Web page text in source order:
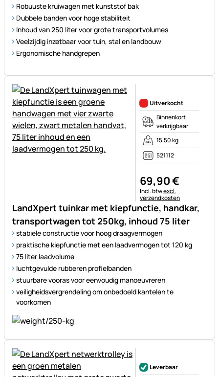
Robuuste kruiwagen met kunststof bak
Dubbele banden voor hoge stabiliteit
Inhoud van 250 liter voor grote transportvolumes
Veelzijdig inzetbaar voor tuin, stal en landbouw
Ergonomische handgrepen
LandXpert tuinkar met kiepfunctie, handkar,
transportwagen tot 250kg, inhoud 75 liter
stabiele constructie voor hoog draagvermogen
praktische kiepfunctie met een laadvermogen tot 120 kg
75 liter laadvolume
luchtgevulde rubberen profielbanden
stuurbare vooras voor eenvoudig manoeuvreren
veiligheidsvergrendeling om onbedoeld kantelen te
voorkomen
Uitverkocht
Binnenkort
verkrijgbaar
15,50 kg
521112
69,90€
Belastinginformatie:
Incl. btwexcl.
verzendkosten
Leverbaar